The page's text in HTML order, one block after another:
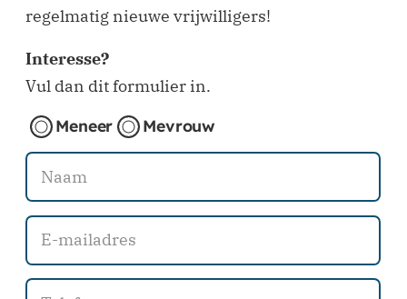
regelmatig nieuwe vrijwilligers!
Interesse?
Vul dan dit formulier in.
Meneer Mevrouw